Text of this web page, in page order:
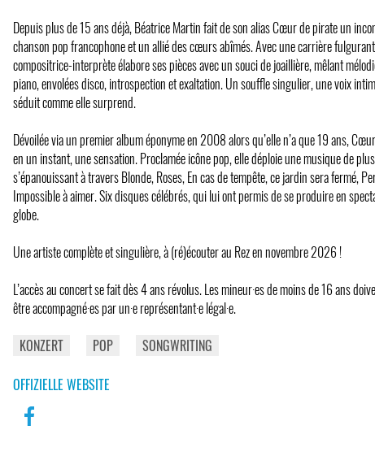
Depuis plus de 15 ans déjà, Béatrice Martin fait de son alias Cœur de pirate un
chanson pop francophone et un allié des cœurs abîmés. Avec une carrière
compositrice-interprète élabore ses pièces avec un souci de joaillière, mêlant
piano, envolées disco, introspection et exaltation. Un souffle singulier, une voix
séduit comme elle surprend.
Dévoilée via un premier album éponyme en 2008 alors qu’elle n’a que 19 ans,
en un instant, une sensation. Proclamée icône pop, elle déploie une musique de
s’épanouissant à travers Blonde, Roses, En cas de tempête, ce jardin sera fermé,
Impossible à aimer. Six disques célébrés, qui lui ont permis de se produire en
globe.
Une artiste complète et singulière, à (ré)écouter au Rez en novembre 2026 !
L’accès au concert se fait dès 4 ans révolus. Les mineur·es de moins de 16 ans
être accompagné·es par un·e représentant·e légal·e.
KONZERT
POP SONGWRITING
OFFIZIELLE WEBSITE